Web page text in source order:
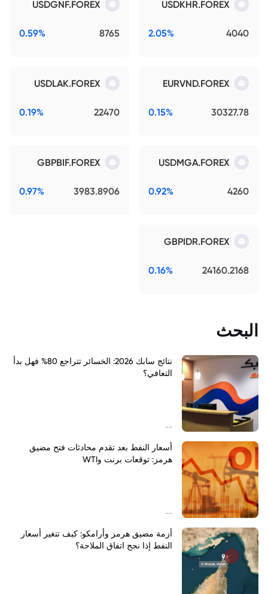
USDKHR.FOREX
4040
2.05%
USDGNF.FOREX
8765
0.59%
EURVND.FOREX
30327.78
0.15%
USDLAK.FOREX
22470
0.19%
USDMGA.FOREX
4260
0.92%
GBPBIF.FOREX
3983.8906
0.97%
GBPIDR.FOREX
24160.2168
0.16%
البحث
نتائج سابك 2026: الخسائر تتراجع 80% فهل بدأ
التعافي؟
--
أسعار النفط بعد تقدم محادثات فتح مضيق
هرمز: توقعات برنت وWTI
--
أزمة مضيق هرمز وأرامكو: كيف تتغير أسعار
النفط إذا نجح اتفاق الملاحة؟